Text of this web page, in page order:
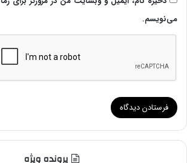
می‌نویسم.
پرونده ویژه